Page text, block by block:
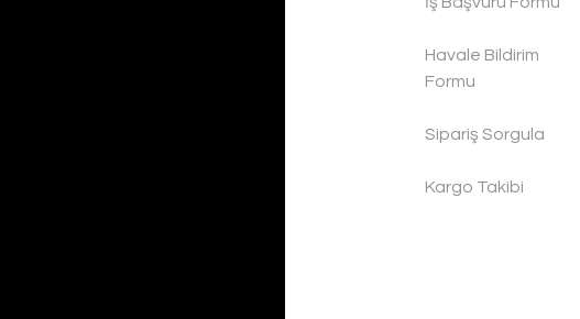
Havale Bildirim
Formu
Sipariş Sorgula
Kargo Takibi